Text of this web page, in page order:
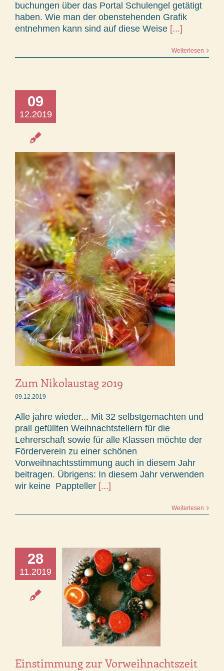
buchungen über das Portal Schulengel getätigt
haben. Wie man der obenstehenden Grafik
entnehmen kann sind auf diese Weise [...]
Weiterlesen
09
12.2019
Zum Nikolaustag 2019
09.12.2019
Alle jahre wieder... Mit 32 selbstgemachten und
prall gefüllten Weihnachtstellern für die
Lehrerschaft sowie für alle Klassen möchte der
Förderverein zu einer schönen
Vorweihnachtsstimmung auch in diesem Jahr
beitragen. Übrigens: In diesem Jahr verwenden
wir keine Pappteller [...]
Weiterlesen
28
11.2019
Einstimmung zur Vorweihnachtszeit